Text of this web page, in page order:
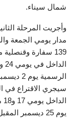
شمال سيناء.
وأجريت المرحلة
يوم 25 ديسمبر المقبل.